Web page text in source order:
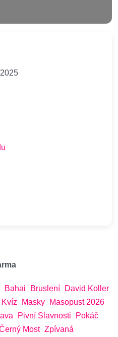
Bahai Bruslení
David Koller
Kvíz Masky
Masopust 2026
Pivní Slavnosti
Pokáč
Most Zpívaná